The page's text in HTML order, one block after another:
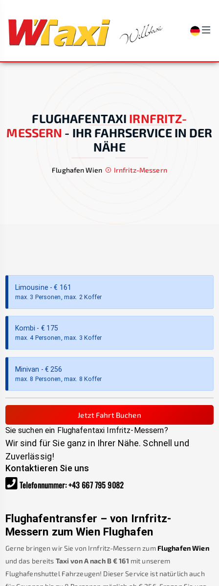
FLUGHAFENTAXI IRNFRITZ-
MESSERN - IHR FAHRSERVICE IN DER
NÄHE
Flughafen Wien Irnfritz-Messern
Limousine - € 161
max. 3 Personen, max. 2 Koffer
Kombi - € 175
max. 4 Personen, max. 3 Koffer
Minivan - € 256
max. 8 Personen, max. 8 Koffer
Jetzt Fahrt Buchen
Sie suchen ein Flughafentaxi Irnfritz-Messern?
Wir sind für Sie ganz in Ihrer Nähe. Schnell und
Zuverlässig!
Kontaktieren Sie uns
Telefonnummer:+43 667 795 9082
Flughafentransfer – von Irnfritz-
Messern zum Wien Flughafen
Gerne bringen wir Sie von Irnfritz-Messern zum Flughafen Wien
und das bereits Taxi von A nach B€161 mit unserem
Flughafenshuttel Fahrzeugen! Dieser Service ist natürlich auch